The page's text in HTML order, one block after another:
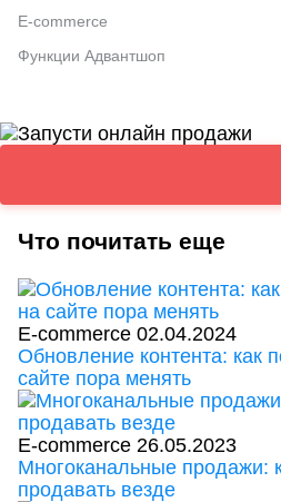
E-commerce
Функции Адвантшоп
Что почитать еще
E-commerce 02.04.2024
Обновление контента: как
сайте пора менять
E-commerce 26.05.2023
Многоканальные продажи:
продавать везде